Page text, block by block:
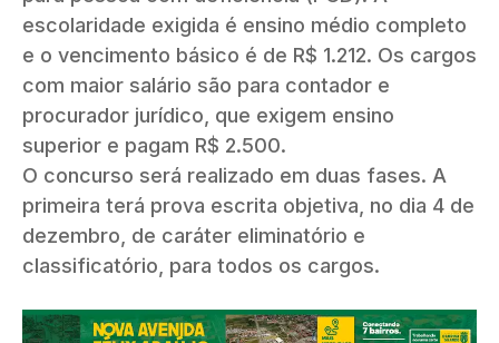
escolaridade exigida é ensino médio completo
e o vencimento básico é de R$ 1.212. Os cargos
com maior salário são para contador e
procurador jurídico, que exigem ensino
superior e pagam R$ 2.500.
O concurso será realizado em duas fases. A
primeira terá prova escrita objetiva, no dia 4 de
dezembro, de caráter eliminatório e
classificatório, para todos os cargos.